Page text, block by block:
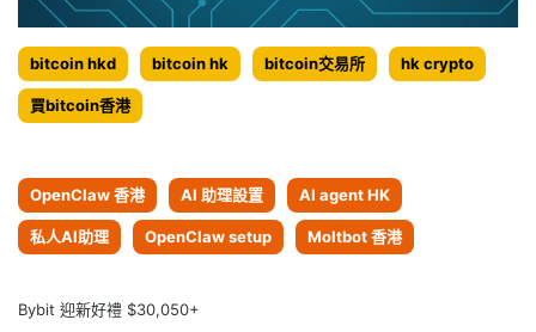
bitcoin hkd bitcoin hk bitcoin交易所 hk crypto
買bitcoin香港
OpenClaw 香港 AI 助理設置 AI agent HK
私人AI助理 OpenClaw setup Moltbot 香港
Bybit 迎新好禮 $30,050+